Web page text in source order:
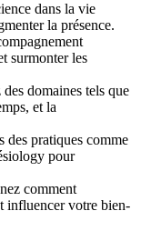
dans la vie
la présence.
surmonter les
domaines tels que
et la
des pratiques comme
pour
comment
influencer votre bien-